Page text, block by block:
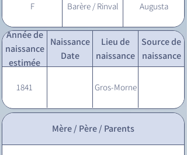
F Barère / Rinval Augusta
Année de
naissance
estimée
Naissance
Date
Lieu de
naissance
Source de
naissance
1841 Gros-Morne
Mère / Père / Parents